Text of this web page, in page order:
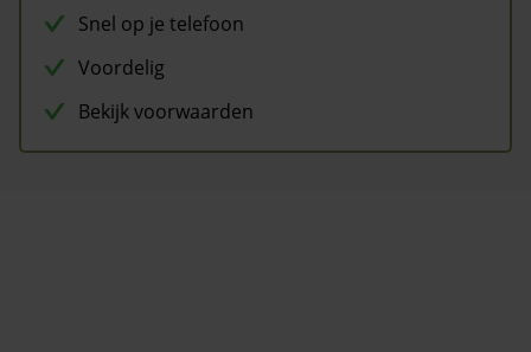
Snel op je telefoon
Voordelig
Bekijk voorwaarden